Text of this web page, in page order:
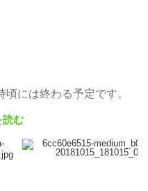
には終わる予定です。
読む